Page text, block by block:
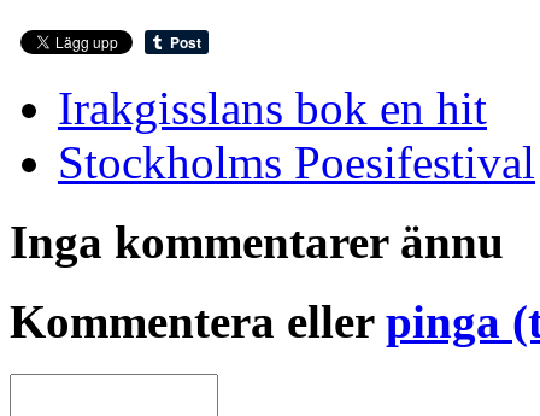
Irakgisslans bok en hit
Stockholms Poesifestival
Inga kommentarer ännu
Kommentera eller pinga